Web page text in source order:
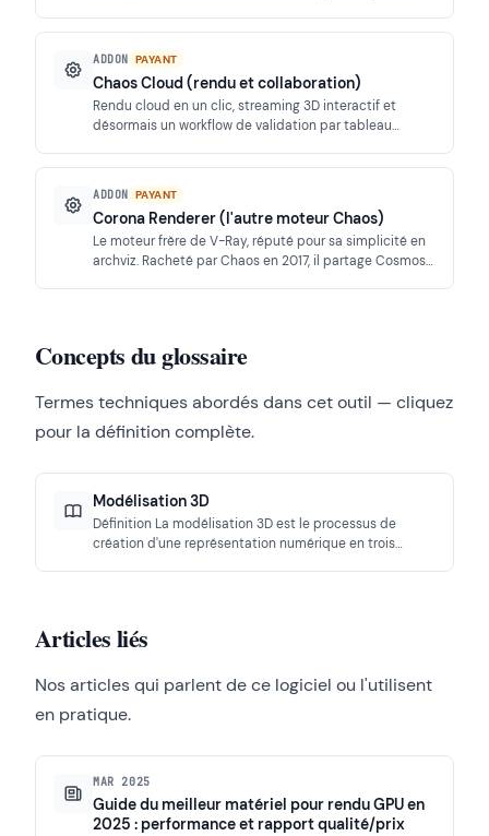
ADDON PAYANT
Chaos Cloud (rendu et collaboration)
Rendu cloud en un clic, streaming 3D interactif et
désormais un workflow de validation par tableau
ADDON PAYANT
Corona Renderer (l'autre moteur Chaos)
Le moteur frère de V-Ray, réputé pour sa simplicité en
archviz. Racheté par Chaos en 2017, il partage Cosmos
Concepts du glossaire
Termes techniques abordés dans cet outil — cliquez
pour la définition complète.
Modélisation 3D
Définition La modélisation 3D est le processus de
création d'une représentation numérique en trois
Articles liés
Nos articles qui parlent de ce logiciel ou l'utilisent
en pratique.
MAR 2025
Guide du meilleur matériel pour rendu GPU en
2025 : performance et rapport qualité/prix